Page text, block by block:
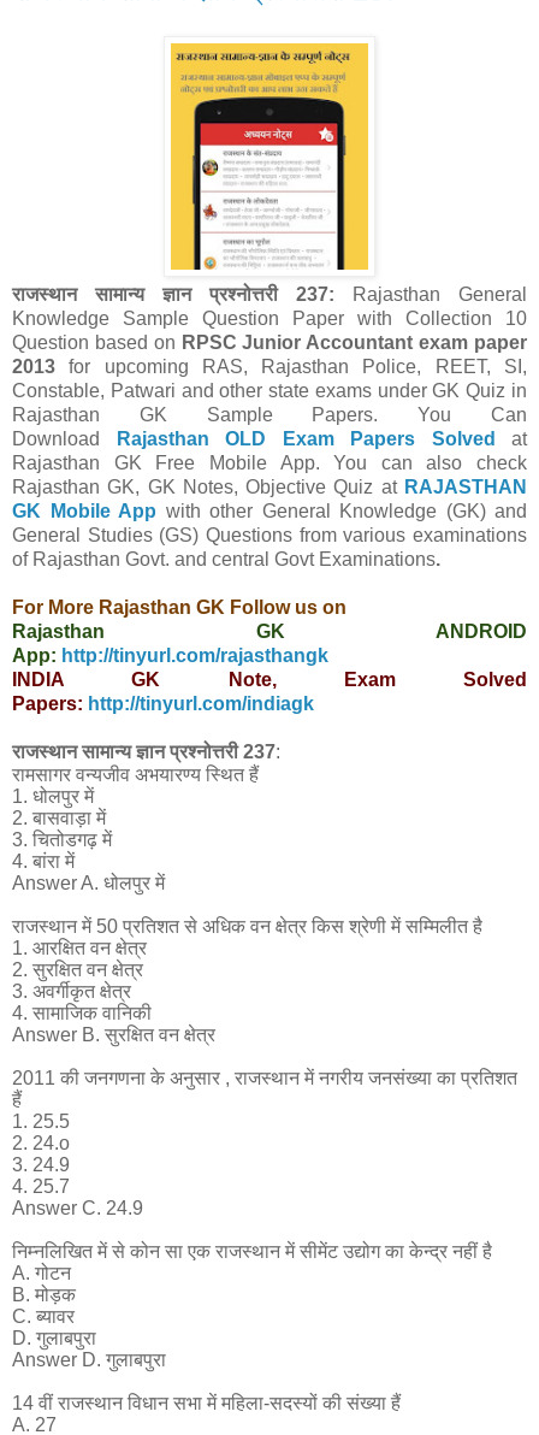
राजस्थान सामान्य ज्ञान प्रश्नोत्तरी 237: Rajasthan General
Knowledge Sample Question Paper with Collection 10
Question based on RPSC Junior Accountant exam paper
2013 for upcoming RAS, Rajasthan Police, REET, SI,
Constable, Patwari and other state exams under GK Quiz in
Rajasthan GK Sample Papers.You Can
Download
Rajasthan OLD Exam Papers Solved
at
Rajasthan GK Free Mobile App.You can also check
Rajasthan GK, GK Notes, Objective Quiz at RAJASTHAN
GK Mobile App with other General Knowledge (GK) and
General Studies (GS) Questions from various examinations
of Rajasthan Govt. and central Govt Examinations.
For More Rajasthan GK Follow us on
Rajasthan GK ANDROID
App: http://tinyurl.com/rajasthangk
INDIA GK Note, Exam Solved
Papers: http://tinyurl.com/indiagk
राजस्थान सामान्य ज्ञान प्रश्नोत्तरी 237:
रामसागर वन्यजीव अभयारण्य स्थित हैं
1. धोलपुर में
2. बासवाड़ा में
3. चितोडगढ़ में
4. बांरा में
Answer A. धोलपुर में
राजस्थान में 50 प्रतिशत से अधिक वन क्षेत्र किस श्रेणी में सम्मिलीत है
1. आरक्षित वन क्षेत्र
2. सुरक्षित वन क्षेत्र
3. अवर्गीकृत क्षेत्र
4. सामाजिक वानिकी
Answer B. सुरक्षित वन क्षेत्र
2011 की जनगणना के अनुसार , राजस्थान में नगरीय जनसंख्या का प्रतिशत
हैं
1. 25.5
2. 24.o
3. 24.9
4. 25.7
Answer C. 24.9
निम्नलिखित में से कोन सा एक राजस्थान में सीमेंट उद्योग का केन्द्र नहीं है
A. गोटन
B. मोड़क
C. ब्यावर
D. गुलाबपुरा
Answer D. गुलाबपुरा
14 वीं राजस्थान विधान सभा में महिला-सदस्यों की संख्या हैं
A. 27